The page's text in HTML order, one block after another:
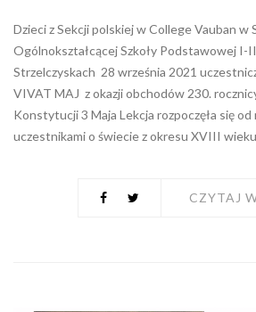
Dzieci z Sekcji polskiej w College Vauban
Ogólnokształcącej Szkoły Podstawowej I-
Strzelczyskach 28 września 2021
VIVAT MAJ z okazji obchodów 230.
Konstytucji 3 Maja Lekcja rozpoczęła się od
uczestnikami o świecie z okresu XVIII
CZYTAJ